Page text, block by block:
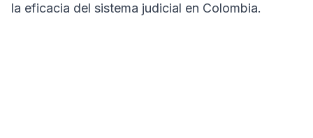
la eficacia del sistema judicial en Colombia.